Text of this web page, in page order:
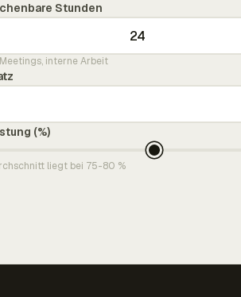
Stunden
interne Arbeit
(%)
liegt bei 75-80 %